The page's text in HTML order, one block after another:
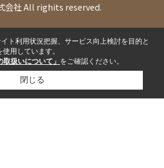
会社 All righits reserved.
LINE
約 ✓来店して相談したい
✓内見したい物件がある
ト利用状況把握、サービス向上検討を目的と
用しています。
取扱いについて」 をご確認ください。
閉じる